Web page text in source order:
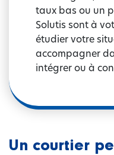
taux bas ou un
Solutis sont à
étudier votre
accompagner
intégrer ou à
Un courtier